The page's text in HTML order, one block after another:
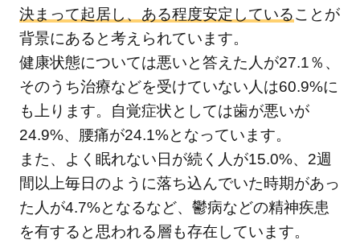
法に
つい
て知
り、
共存
でき
る社
会を
目指
そう
決まって起居し、ある程度安定していることが
背景にあると考えられています。
健康状態については悪いと答えた人が27.1％、
そのうち治療などを受けていない人は60.9%に
も上ります。自覚症状としては歯が悪いが
24.9%、腰痛が24.1%となっています。
また、よく眠れない日が続く人が15.0%、2週
間以上毎日のように落ち込んでいた時期があっ
た人が4.7%となるなど、鬱病などの精神疾患
を有すると思われる層も存在しています。